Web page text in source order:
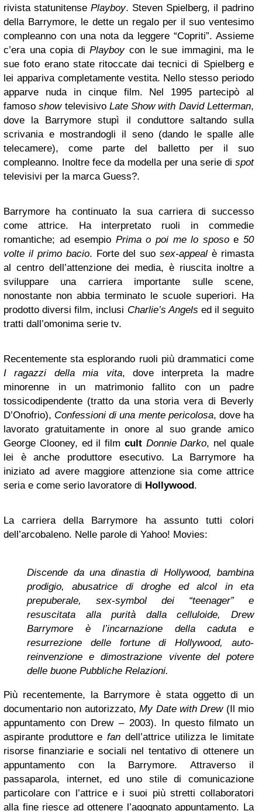
rivista statunitense Playboy. Steven Spielberg, il padrino
della Barrymore, le dette un regalo per il suo ventesimo
compleanno con una nota da leggere “Copriti”. Assieme
c’era una copia diPlayboycon le sue immagini, ma le
sue foto erano state ritoccate dai tecnici di Spielberg e
lei appariva completamente vestita. Nello stesso periodo
apparve nuda in cinque film. Nel 1995 partecipò al
famososhowtelevisivo Late Show with David Letterman,
dove la Barrymore stupì il conduttore saltando sulla
scrivania e mostrandogli il seno (dando le spalle alle
telecamere), come parte del balletto per il suo
compleanno. Inoltre fece da modella per una serie di spot
televisivi per la marca Guess?.
Barrymore ha continuato la sua carriera di successo
come attrice. Ha interpretato ruoli in commedie
romantiche; ad esempio Prima o poi me lo sposoe50
volte il primo bacio. Forte del suosex-appeal è rimasta
al centro dell’attenzione dei media, è riuscita inoltre a
sviluppare una carriera importante sulle scene,
nonostante non abbia terminato le scuole superiori. Ha
prodotto diversi film, inclusi Charlie’s Angels ed il seguito
tratti dall’omonima serie tv.
Recentemente sta esplorando ruoli più drammatici come
I ragazzi della mia vita, dove interpreta la madre
minorenne in un matrimonio fallito con un padre
tossicodipendente (tratto da una storia vera di Beverly
D’Onofrio), Confessioni di una mente pericolosa, dove ha
lavorato gratuitamente in onore al suo grande amico
George Clooney, ed il film cult Donnie Darko, nel quale
lei è anche produttore esecutivo. La Barrymore ha
iniziato ad avere maggiore attenzione sia come attrice
seria e come serio lavoratore di Hollywood.
La carriera della Barrymore ha assunto tutti colori
dell’arcobaleno. Nelle parole di Yahoo! Movies:
Discende da una dinastia di Hollywood, bambina
prodigio, abusatrice di droghe ed alcol in eta
prepuberale, sex-symbol dei “teenager” e
resuscitata alla purità dalla celluloide, Drew
Barrymore è l’incarnazione della caduta e
resurrezione delle fortune di Hollywood, auto-
reinvenzione e dimostrazione vivente del potere
delle buone Pubbliche Relazioni.
Più recentemente, la Barrymore è stata oggetto di un
documentario non autorizzato,My Date with Drew(Il mio
appuntamento con Drew – 2003). In questo filmato un
aspirante produttore efan dell’attrice utilizza le limitate
risorse finanziarie e sociali nel tentativo di ottenere un
appuntamento con la Barrymore. Attraverso il
passaparola, internet, ed uno stile di comunicazione
particolare con l’attrice e i suoi più stretti collaboratori
alla fine riesce ad ottenere l’agognato appuntamento. La